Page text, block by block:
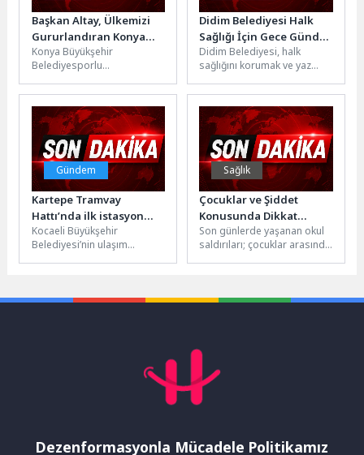
Başkan Altay, Ülkemizi
Gururlandıran Konya
Büyükşehir
Belediyesporlu
Tekvandocuları Tebrik
Konya Büyükşehir
Belediyesporlu
Nürnberg şehrinde
düzenlenen 11. WT
Başkanlık Kupası’nda elde
ettikleri derecelerle...
Didim Belediyesi Halk
Sağlığı İçin Gece Gündüz
Sahada
Didim Belediyesi, halk
sağlığını korumak ve yaz
sivrisinek, karasinek ve diğer
haşerelere...
Gündem
Kartepe Tramvay
Hattı’nda ilk istasyon
tamam
Kocaeli Büyükşehir
Belediyesi’nin ulaşım
yoğun tempoda...
Sağlık
Çocuklar ve Şiddet
Konusunda Dikkat
Edilmesi Gerekenler
Son günlerde yaşanan okul
saldırıları; çocuklar arasında
Dezenformasyonla Mücadele Politikamız